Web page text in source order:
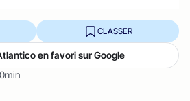
CLASSER
en favori sur Google